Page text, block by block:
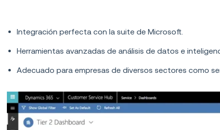
Integración perfecta con la suite de Microsoft.
Herramientas avanzadas de análisis de datos e
Adecuado para empresas de diversos sectores como